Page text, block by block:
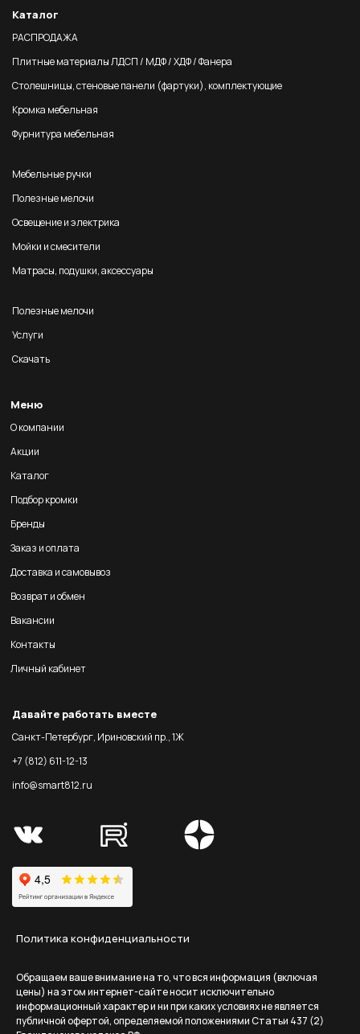
Каталог
РАСПРОДАЖА
Плитные материалы ЛДСП / МДФ / ХДФ / Фанера
Столешницы, стеновые панели (фартуки), комплектующие
Кромка мебельная
Фурнитура мебельная
Мебельные ручки
Полезные мелочи
Освещение и электрика
Мойки и смесители
Матрасы, подушки, аксессуары
Полезные мелочи
Услуги
Скачать
Меню
О компании
Акции
Каталог
Подбор кромки
Бренды
Заказ и оплата
Доставка и самовывоз
Возврат и обмен
Вакансии
Контакты
Личный кабинет
Давайте работать вместе
Санкт-Петербург, Ириновский пр., 1Ж
+7 (812) 611-12-13
info@smart812.ru
Политика конфиденциальности
Обращаем ваше внимание на то, что вся информация (включая
цены) на этом интернет-сайте носит исключительно
информационный характер и ни при каких условиях не является
публичной офертой, определяемой положениями Статьи 437 (2)